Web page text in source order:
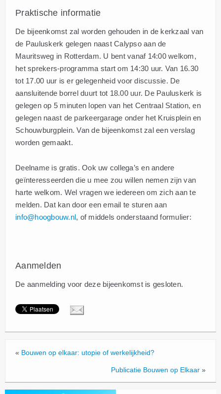
Praktische informatie
De bijeenkomst zal worden gehouden in de kerkzaal van
de Pauluskerk gelegen naast Calypso aan de
Mauritsweg in Rotterdam. U bent vanaf 14:00 welkom,
het sprekers-programma start om 14:30 uur. Van 16.30
tot 17.00 uur is er gelegenheid voor discussie. De
aansluitende borrel duurt tot 18.00 uur. De Pauluskerk is
gelegen op 5 minuten lopen van het Centraal Station, en
gelegen naast de parkeergarage onder het Kruisplein en
Schouwburgplein. Van de bijeenkomst zal een verslag
worden gemaakt.
Deelname is gratis. Ook uw collega’s en andere
geïnteresseerden die u mee zou willen nemen zijn van
harte welkom. Wel vragen we iedereen om zich aan te
melden. Dat kan door een email te sturen aan
info@hoogbouw.nl, of middels onderstaand formulier:
Aanmelden
De aanmelding voor deze bijeenkomst is gesloten.
« Bouwen op elkaar: utopie of werkelijkheid?
Publicatie Bouwen op Elkaar »